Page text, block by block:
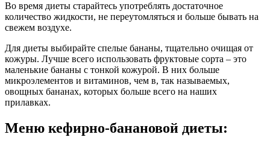
Во время диеты старайтесь употреблять достаточное
количество жидкости, не переутомляться и больше бывать на
свежем воздухе.
Для диеты выбирайте спелые бананы, тщательно очищая от
кожуры. Лучше всего использовать фруктовые сорта – это
маленькие бананы с тонкой кожурой. В них больше
микроэлементов и витаминов, чем в, так называемых,
овощных бананах, которых больше всего на наших
прилавках.
Меню кефирно-банановой диеты: